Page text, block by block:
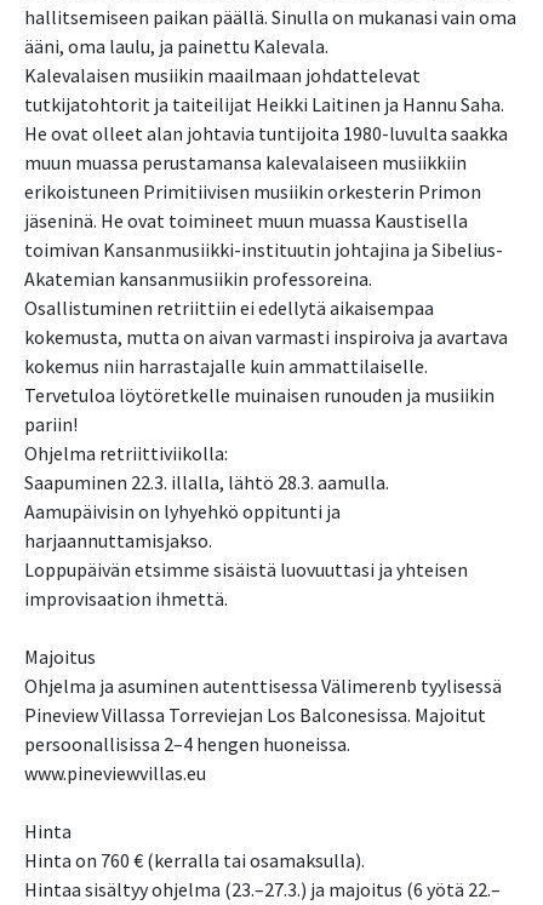
hallitsemiseen paikan päällä. Sinulla on mukanasi vain oma
ääni, oma laulu, ja painettu Kalevala.
Kalevalaisen musiikin maailmaan johdattelevat
tutkijatohtorit ja taiteilijat Heikki Laitinen ja Hannu Saha.
He ovat olleet alan johtavia tuntijoita 1980-luvulta saakka
muun muassa perustamansa kalevalaiseen musiikkiin
erikoistuneen Primitiivisen musiikin orkesterin Primon
jäseninä. He ovat toimineet muun muassa Kaustisella
toimivan Kansanmusiikki-instituutin johtajina ja Sibelius-
Akatemian kansanmusiikin professoreina.
Osallistuminen retriittiin ei edellytä aikaisempaa
kokemusta, mutta on aivan varmasti inspiroiva ja avartava
kokemus niin harrastajalle kuin ammattilaiselle.
Tervetuloa löytöretkelle muinaisen runouden ja musiikin
pariin!
Ohjelma retriittiviikolla:
Saapuminen 22.3. illalla, lähtö 28.3. aamulla.
Aamupäivisin on lyhyehkö oppitunti ja
harjaannuttamisjakso.
Loppupäivän etsimme sisäistä luovuuttasi ja yhteisen
improvisaation ihmettä.
Majoitus
Ohjelma ja asuminen autenttisessa Välimerenb tyylisessä
Pineview Villassa Torreviejan Los Balconesissa. Majoitut
persoonallisissa 2–4 hengen huoneissa.
www.pineviewvillas.eu
Hinta
Hinta on 760 € (kerralla tai osamaksulla).
Hintaa sisältyy ohjelma (23.–27.3.) ja majoitus (6 yötä 22.–